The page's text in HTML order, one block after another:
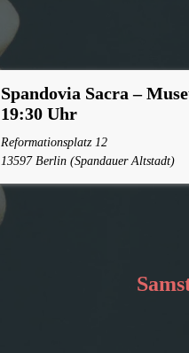
Spandovia Sacra –
19:30 Uhr
Reformationsplatz 12
13597 Berlin (Spandauer Altstadt)